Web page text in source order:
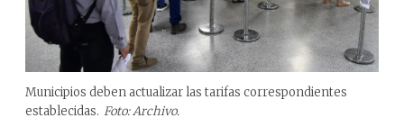
Municipios deben actualizar las tarifas correspondientes
establecidas. Foto: Archivo.